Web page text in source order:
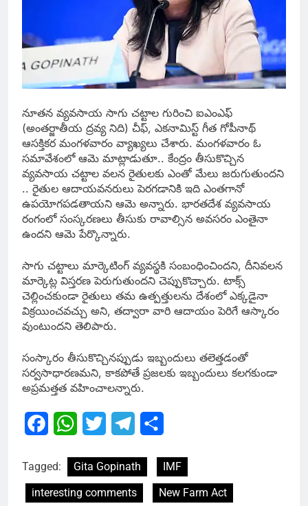
నూతన వ్యవసాయ సాగు చట్టాల గురించి ఐఎంఎఫ్
(అంతర్జాతీయ ద్రవ్య నిది) చీఫ్, ఎకనామిస్ట్ గీత గోపీనాథ్
ఆసక్తికర మంగళవారం వ్యాఖ్యలు చేశారు. మంగళవారం ఓ
సమావేశంలో ఆమె మాట్లాడుతూ.. కేంద్రం తీసుకొచ్చిన
వ్యవసాయ చట్టాల వలన రైతులకు ఎంతో మేలు జరుగుతుందని
.. రైతుల ఆదాయవనరులు పెరగడానికి ఇది ఎంతగానో
ఉపయోగపడతాయని ఆమె అన్నారు. భారతదేశ వ్యవసాయ
రంగంలో సంస్కరణలు తీసుకు రావాల్సిన అవసరం ఎంతైనా
ఉందని ఆమె పేర్కొన్నారు.
సాగు చట్టాలు మార్కెటింగ్ వ్యవస్థకి సంబంధించిందని, దీనివలన
మార్కెట్ల విస్తరణ పెరుగుతుందని చెప్పుకొచ్చారు. టాక్స్
చెల్లించకుండా రైతులు తమ ఉత్పత్తులను దేశంలో ఎక్కడైనా
విక్రయించవచ్చు అని, తద్వారా వారి ఆదాయం పెరిగే ఆస్కారం
వుంటుందని తెలిపారు.
సంస్కారం తీసుకొచ్చినప్పుడు ఇబ్బందులు తలెత్తడంతో
సర్వసాధారణమని, కాకపోతే ప్రజలకు ఇబ్బందులు కలగకుండా
అప్రమత్తత వహించాలన్నారు.
FacebookWhatsApp
Twitter Telegram
Tagged: Gita Gopinath
IMF
interesting comments
New Farm Act